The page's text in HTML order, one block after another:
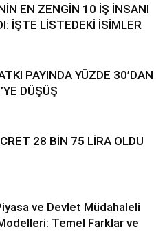
EN ZENGİN 10 İŞ İNSANI
İŞTE LİSTEDEKİ İSİMLER
PAYINDA YÜZDE 30’DAN
DÜŞÜŞ
28 BİN 75 LİRA OLDU
ve Devlet Müdahaleli
Temel Farklar ve